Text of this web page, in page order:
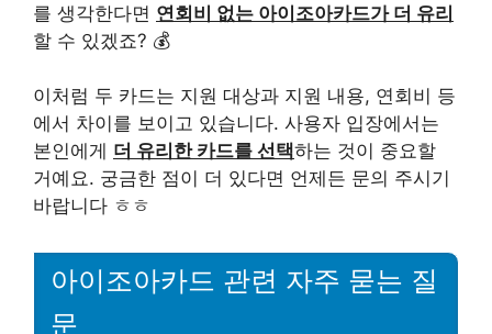
를 생각한다면 연회비 없는 아이조아카드가 더 유리
할 수 있겠죠? 💰
이처럼 두 카드는 지원 대상과 지원 내용, 연회비 등
에서 차이를 보이고 있습니다. 사용자 입장에서는
본인에게 더 유리한 카드를 선택하는 것이 중요할
거예요. 궁금한 점이 더 있다면 언제든 문의 주시기
바랍니다 ㅎㅎ
아이조아카드 관련 자주 묻는 질
문